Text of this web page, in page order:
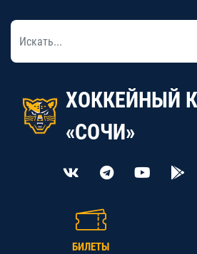
ХОККЕЙНЫЙ
«СОЧИ»
БИЛЕТЫ